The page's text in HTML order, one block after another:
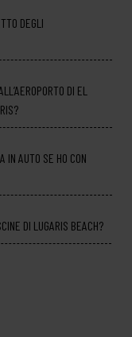
DEGLI
DI EL
IN AUTO SE HO CON
DI LUGARIS BEACH?